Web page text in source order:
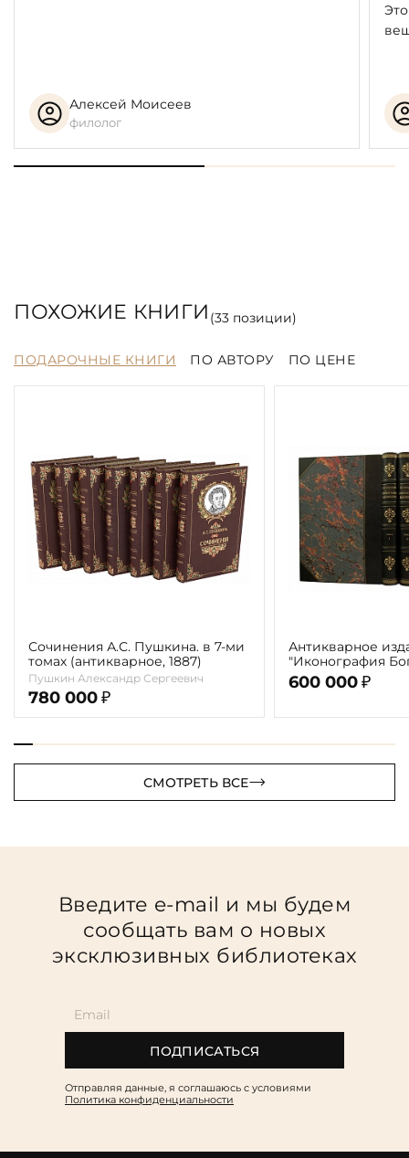
Алексей Моисеев
филолог
ПОХОЖИЕ КНИГИ (33позиции)
ПОДАРОЧНЫЕ КНИГИ ПО АВТОРУ ПО ЦЕНЕ
Сочинения А.С. Пушкина. в 7-ми
томах (антикварное, 1887)
Пушкин Александр Сергеевич
780 000 ₽
Антикварное
"Иконография
г. (в 2-х томах с
автора)
600 000 ₽
СМОТРЕТЬ ВСЕ
Введите e-mail и мы будем
сообщать вам о новых
эксклюзивных библиотеках
ПОДПИСАТЬСЯ
Отправляя данные, я соглашаюсь c условиями
Политика конфиденциальности